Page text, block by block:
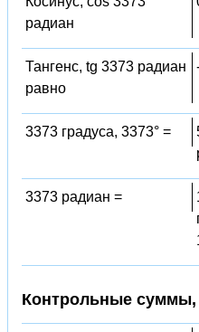
радиан
Тангенс, tg 3373 радиан
равно
3373 градуса, 3373° =
3373 радиан =
Контрольные